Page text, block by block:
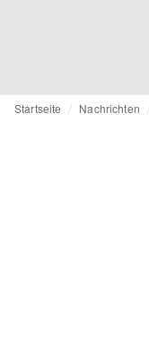
Startseite Nachrichten